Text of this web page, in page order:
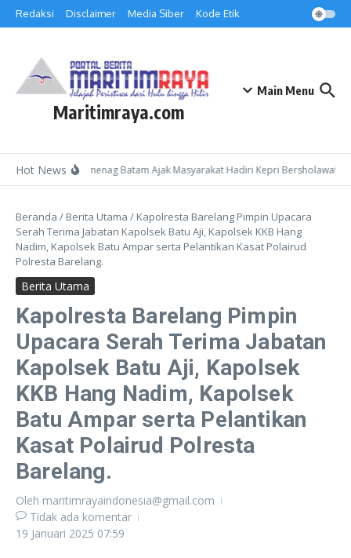
Lewati ke konten
Redaksi Disclaimer Media Siber Kode Etik
Maritimraya.com
Main Menu
Hot News
Kepala Kemenag Batam Ajak Masyarakat Hadiri Kepri Bersholawat 3
Beranda / Berita Utama / Kapolresta Barelang Pimpin Upacara
Serah Terima Jabatan Kapolsek Batu Aji, Kapolsek KKB Hang
Nadim, Kapolsek Batu Ampar serta Pelantikan Kasat Polairud
Polresta Barelang.
Berita Utama
Kapolresta Barelang Pimpin
Upacara Serah Terima Jabatan
Kapolsek Batu Aji, Kapolsek
KKB Hang Nadim, Kapolsek
Batu Ampar serta Pelantikan
Kasat Polairud Polresta
Barelang.
Oleh maritimrayaindonesia@gmail.com
Tidak ada komentar
19 Januari 2025 07:59